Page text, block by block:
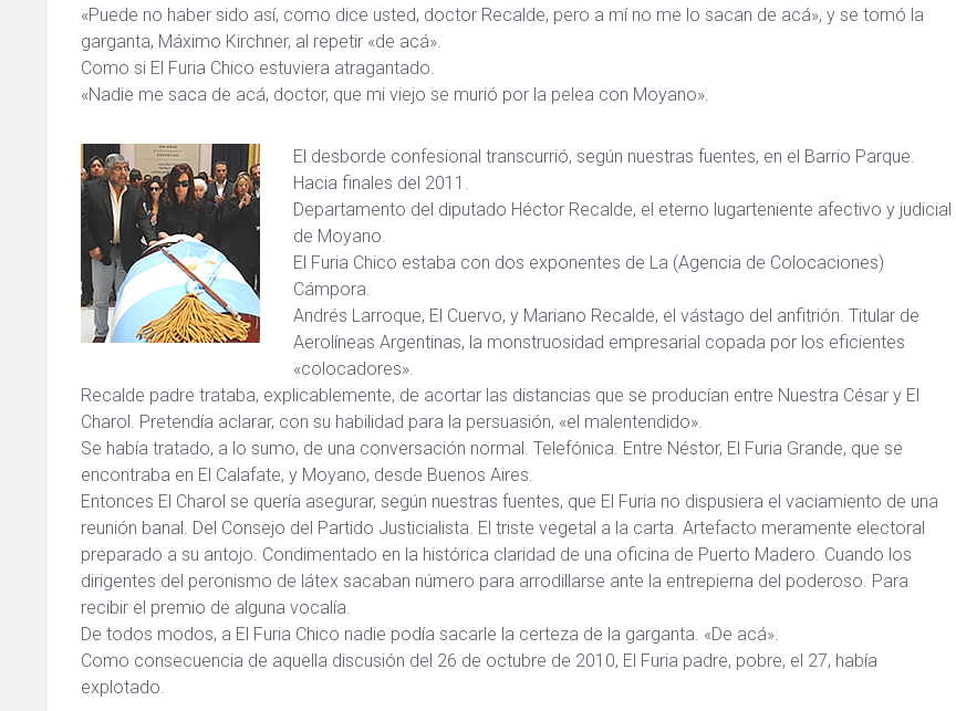
«Puede no haber sido así, como dice usted, doctor Recalde, pero a mí no me lo sacan de acá», y se tomó la
garganta, Máximo Kirchner, al repetir «de acá».
Como si El Furia Chico estuviera atragantado.
«Nadie me saca de acá, doctor, que mi viejo se murió por la pelea con Moyano».
El desborde confesional transcurrió, según nuestras fuentes, en el Barrio Parque.
Hacia finales del 2011.
Departamento del diputado Héctor Recalde, el eterno lugarteniente afectivo y judicial
de Moyano.
El Furia Chico estaba con dos exponentes de La (Agencia de Colocaciones)
Cámpora.
Andrés Larroque, El Cuervo, y Mariano Recalde, el vástago del anfitrión. Titular de
Aerolíneas Argentinas, la monstruosidad empresarial copada por los eficientes
«colocadores».
Recalde padre trataba, explicablemente, de acortar las distancias que se producían entre Nuestra César y El
Charol. Pretendía aclarar, con su habilidad para la persuasión, «el malentendido».
Se había tratado, a lo sumo, de una conversación normal. Telefónica. Entre Néstor, El Furia Grande, que se
encontraba en El Calafate, y Moyano, desde Buenos Aires.
Entonces El Charol se quería asegurar, según nuestras fuentes, que El Furia no dispusiera el vaciamiento de una
reunión banal. Del Consejo del Partido Justicialista. El triste vegetal a la carta. Artefacto meramente electoral
preparado a su antojo. Condimentado en la histórica claridad de una oficina de Puerto Madero. Cuando los
dirigentes del peronismo de látex sacaban número para arrodillarse ante la entrepierna del poderoso. Para
recibir el premio de alguna vocalía.
De todos modos, a El Furia Chico nadie podía sacarle la certeza de la garganta. «De acá».
Como consecuencia de aquella discusión del 26 de octubre de 2010, El Furia padre, pobre, el 27, había
explotado.